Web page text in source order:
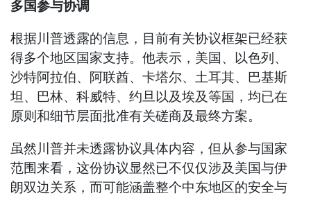
多国参与协调
根据川普透露的信息，目前有关协议框架已经获
得多个地区国家支持。他表示，美国、以色列、
沙特阿拉伯、阿联酋、卡塔尔、土耳其、巴基斯
坦、巴林、科威特、约旦以及埃及等国，均已在
原则和细节层面批准有关磋商及最终方案。
虽然川普并未透露协议具体内容，但从参与国家
范围来看，这份协议显然已不仅仅涉及美国与伊
朗双边关系，而可能涵盖整个中东地区的安全与